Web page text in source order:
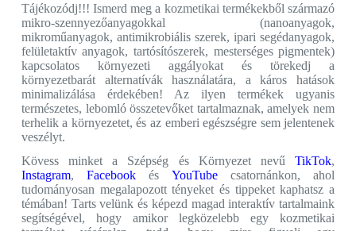
Tájékozódj!!! Ismerd meg a kozmetikai termékekből származó
mikro-szennyezőanyagokkal (nanoanyagok,
mikroműanyagok, antimikrobiális szerek, ipari segédanyagok,
felületaktív anyagok, tartósítószerek, mesterséges pigmentek)
kapcsolatos környezeti aggályokat és törekedj a
környezetbarát alternatívák használatára, a káros hatások
minimalizálása érdekében! Az ilyen termékek ugyanis
természetes, lebomló összetevőket tartalmaznak, amelyek nem
terhelik a környezetet, és az emberi egészségre sem jelentenek
veszélyt.
Kövess minket a Szépség és Környezet nevűTikTok,
Instagram,Facebook és YouTubecsatornánkon, ahol
tudományosan megalapozott tényeket és tippeket kaphatsz a
témában! Tarts velünk és képezd magad interaktív tartalmaink
segítségével, hogy amikor legközelebb egy kozmetikai